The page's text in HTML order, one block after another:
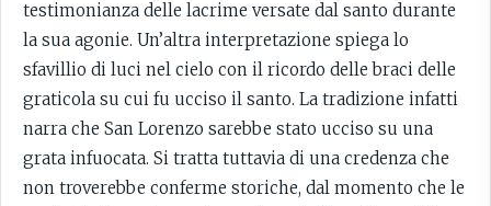
testimonianza delle lacrime versate dal santo durante
la sua agonie. Un’altra interpretazione spiega lo
sfavillio di luci nel cielo con il ricordo delle braci delle
graticola su cui fu ucciso il santo. La tradizione infatti
narra che San Lorenzo sarebbe stato ucciso su una
grata infuocata. Si tratta tuttavia di una credenza che
non troverebbe conferme storiche, dal momento che le